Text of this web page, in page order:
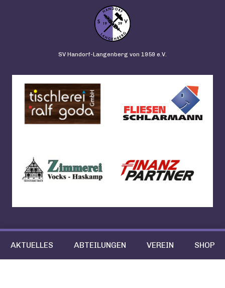
AKTUELLES ABTEILUNGEN VEREIN SHOP
SV Handorf-Langenberg von 1959 e.V.